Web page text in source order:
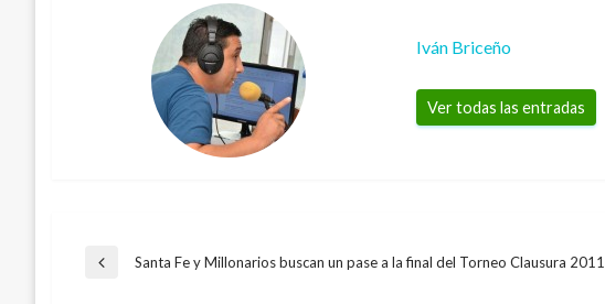
Iván Briceño
Ver todas las entradas
Navegación
Entrada
Santa Fe y Millonarios buscan un pase a la final del Torneo Clausura 2011